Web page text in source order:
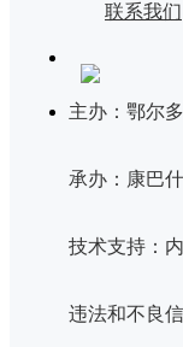
联系我们
主办：鄂尔
承办：康巴
技术支持：
违法和不良